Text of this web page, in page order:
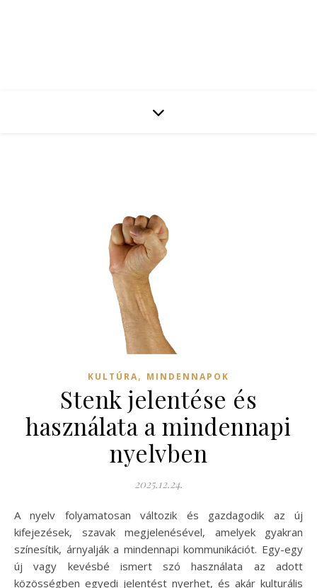
KULTÚRA, MINDENNAPOK
Stenk jelentése és
használata a mindennapi
nyelvben
2025.12.24.
A nyelv folyamatosan változik és gazdagodik az új
kifejezések, szavak megjelenésével, amelyek gyakran
színesítik, árnyalják a mindennapi kommunikációt. Egy-egy
új vagy kevésbé ismert szó használata az adott
közösségben egyedi jelentést nyerhet, és akár kulturális